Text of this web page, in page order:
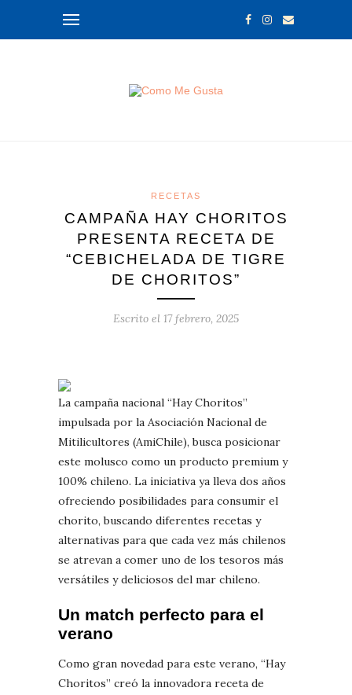
RECETAS
CAMPAÑA HAY CHORITOS
PRESENTA RECETA DE
“CEBICHELADA DE TIGRE
DE CHORITOS”
Escrito el 17 febrero, 2025
La campaña nacional “Hay Choritos”
impulsada por la Asociación Nacional de
Mitilicultores (AmiChile), busca posicionar
este molusco como un producto premium y
100% chileno. La iniciativa ya lleva dos años
ofreciendo posibilidades para consumir el
chorito, buscando diferentes recetas y
alternativas para que cada vez más chilenos
se atrevan a comer uno de los tesoros más
versátiles y deliciosos del mar chileno.
Un match perfecto para el
verano
Como gran novedad para este verano, “Hay
Choritos” creó la innovadora receta de